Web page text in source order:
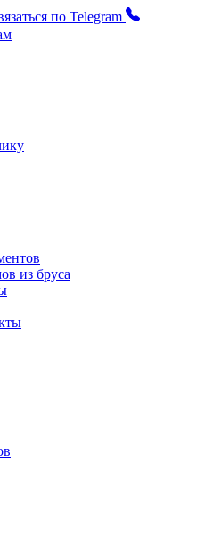
по Telegram
из бруса